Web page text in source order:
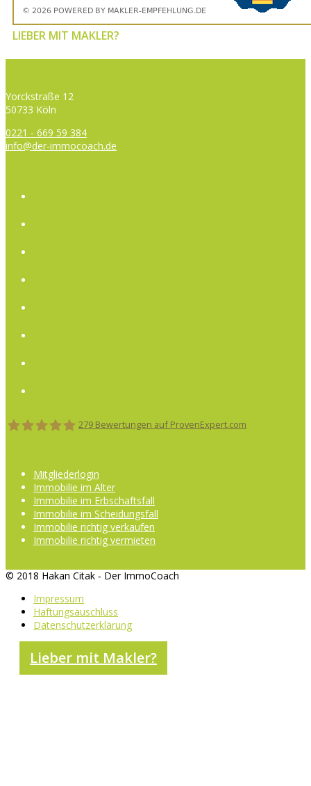
LIEBER MIT MAKLER?
Yorckstraße 12
50733 Köln
0221 - 669 59 384
info@der-immocoach.de
Der ImmoCoach
279 Bewertungen auf ProvenExpert.com
Mitgliederlogin
Immobilie im Alter
Immobilie im Erbschaftsfall
Immobilie im Scheidungsfall
Immobilie richtig verkaufen
Immobilie richtig vermieten
© 2018 Hakan Citak ‐ Der ImmoCoach
Impressum
Haftungsauschluss
Datenschutzerklärung
Lieber mit Makler?